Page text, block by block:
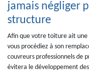
jamais négliger
structure
Afin que votre toiture ait
vous procédiez à son
couvreurs professionnels de
évitera le développement